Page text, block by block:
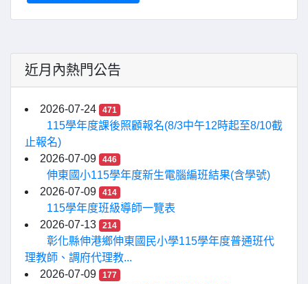
近月內熱門公告
2026-07-24 471
115學年度課後照顧報名(8/3中午12時起至8/10截
止報名)
2026-07-09
446
伸東國小115學年度新生電腦編班結果(含學號)
2026-07-09
414
115學年度班級導師一覽表
2026-07-13
214
彰化縣伸港鄉伸東國民小學115學年度普通班代
理教師、調府代理教...
2026-07-09
177